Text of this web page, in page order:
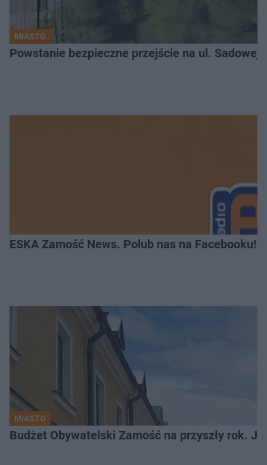
MIASTO
ESKA Zamość News. Polub nas na Facebooku!
MIASTO